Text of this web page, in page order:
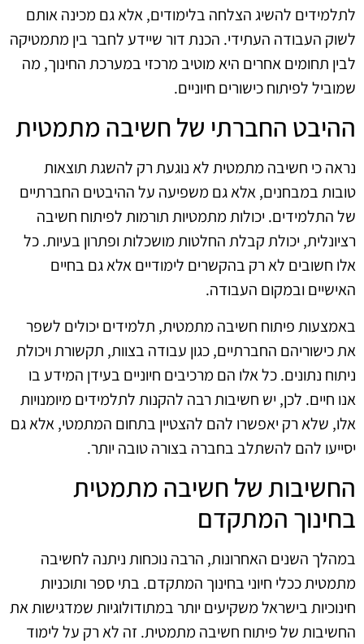
לתלמידים להשיג הצלחה בלימודים, אלא גם מכינה אותם
לשוק העבודה העתידי. הכנת דור שיידע לחבר בין מתמטיקה
לבין תחומים אחרים היא מוטיב מרכזי במערכת החינוך, מה
שמוביל לפיתוח כישורים חיוניים.
ההיבט החברתי של חשיבה מתמטית
נראה כי חשיבה מתמטית לא נוגעת רק להשגת תוצאות
טובות במבחנים, אלא גם משפיעה על ההיבטים החברתיים
של התלמידים. יכולות מתמטיות תורמות לפיתוח חשיבה
רציונלית, יכולת קבלת החלטות מושכלות ופתרון בעיות. כל
אלו חשובים לא רק בהקשרים לימודיים אלא גם בחיים
האישיים ובמקום העבודה.
באמצעות פיתוח חשיבה מתמטית, תלמידים יכולים לשפר
את כישוריהם החברתיים, כגון עבודה בצוות, תקשורת ויכולת
ניתוח נתונים. כל אלו הם מרכיבים חיוניים בעידן המידע בו
אנו חיים. לכן, יש חשיבות רבה להקנות לתלמידים מיומנויות
אלו, שלא רק יאפשרו להם להצטיין בתחום המתמטי, אלא גם
יסייעו להם להשתלב בחברה בצורה טובה יותר.
החשיבות של חשיבה מתמטית
בחינוך המתקדם
במהלך השנים האחרונות, הרבה נוכחות ניתנה לחשיבה
מתמטית ככלי חיוני בחינוך המתקדם. בתי ספר ותוכניות
חינוכיות בישראל משקיעים יותר במתודולוגיות שמדגישות את
החשיבות של פיתוח חשיבה מתמטית. זה לא רק על לימוד